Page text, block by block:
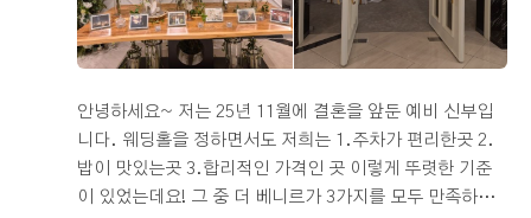
두 이용할 수 있고 버스는 하객들을 내려 주고 시외버스터
미널에 주차를 한 뒤에 베니르에서 운영하는 셔틀버스를
타고 오시면 되더라구요. 그래서 방문하시는 하객분들의
주차걱정 및 혼잡도에 대한 걱정을 덜게 될 것 같아서 좋았
어요. 3.가성비 저희는 1,2가 꼭 필수적인 조건으로 생각한
조건이었구 추가적으로 생각하면 밥이 맛있으면 좋겠다!
거기다가 가격도 매우 중요히 생각되는 부분이죠. 앞서서
안녕하세요~ 저는 25년 11월에 결혼을 앞둔 예비 신부입
니다. 웨딩홀을 정하면서도 저희는 1.주차가 편리한곳 2.
밥이 맛있는곳 3.합리적인 가격인 곳 이렇게 뚜렷한 기준
이 있었는데요! 그 중 더 베니르가 3가지를 모두 만족하게